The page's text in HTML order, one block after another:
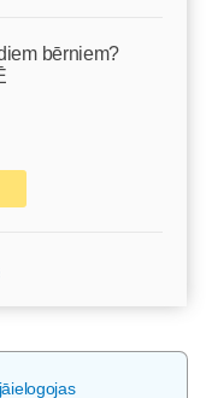
bērniem?